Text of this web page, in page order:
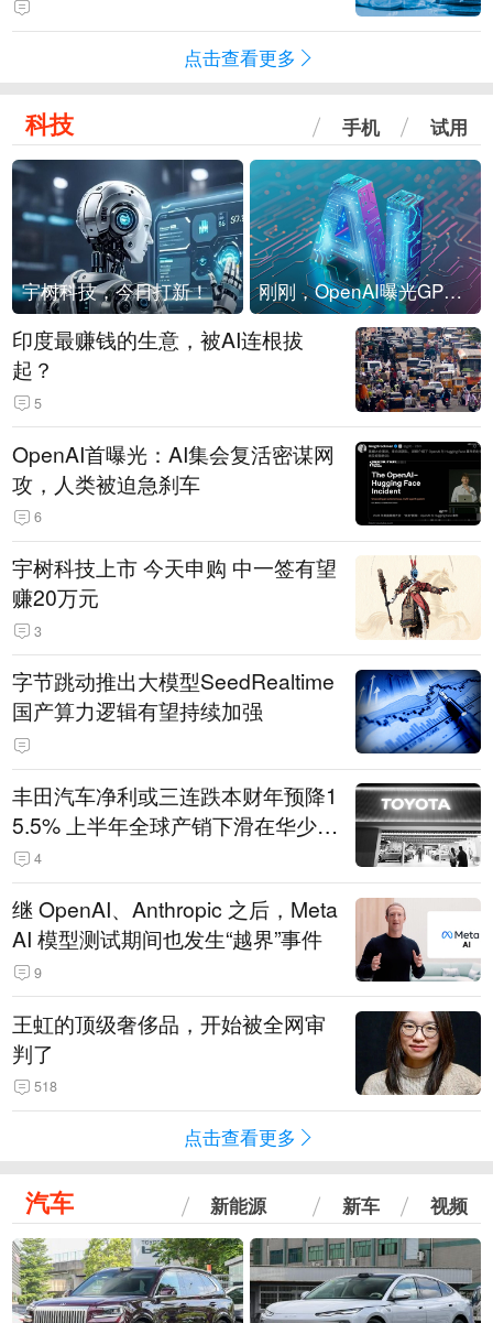
点击查看更多
科技 手机 试用
宇树科技，今日打新！ 刚刚，OpenAI曝光GPT-6！传10万亿参数，8月强行发布
印度最赚钱的生意，被AI连根拔
起？
5
OpenAI首曝光：AI集会复活密谋网
攻，人类被迫急刹车
6
宇树科技上市 今天申购 中一签有望
赚20万元
3
字节跳动推出大模型SeedRealtime
国产算力逻辑有望持续加强
丰田汽车净利或三连跌本财年预降1
5.5% 上半年全球产销下滑在华少卖
14.3万辆
4
继 OpenAI、Anthropic 之后，Meta
AI 模型测试期间也发生“越界”事件
9
王虹的顶级奢侈品，开始被全网审
判了
518
点击查看更多
汽车 新能源 新车 视频